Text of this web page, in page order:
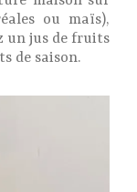
ou maïs),
un jus de fruits
de saison.